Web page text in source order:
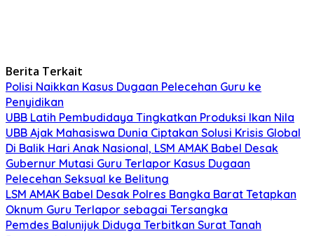
Berita Terkait
Polisi Naikkan Kasus Dugaan Pelecehan Guru ke
Penyidikan
UBB Latih Pembudidaya Tingkatkan Produksi Ikan Nila
UBB Ajak Mahasiswa Dunia Ciptakan Solusi Krisis Global
Di Balik Hari Anak Nasional, LSM AMAK Babel Desak
Gubernur Mutasi Guru Terlapor Kasus Dugaan
Pelecehan Seksual ke Belitung
LSM AMAK Babel Desak Polres Bangka Barat Tetapkan
Oknum Guru Terlapor sebagai Tersangka
Pemdes Balunijuk Diduga Terbitkan Surat Tanah